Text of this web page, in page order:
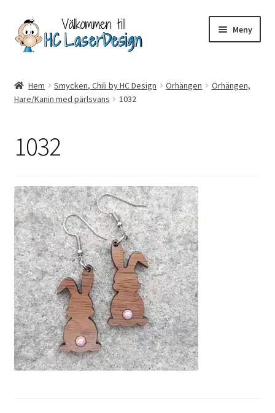
Hoppa
till
navigering
Hoppa
till
innehåll
Meny
Aktuell info mm
Kontakt
Köpvillkor
Logotypes
Search Results
SommarRocken Svedala
Withdrawal
Hem Smycken, Chili by HC Design Örhängen
Örhängen,
Hare/Kanin med pärlsvans
1032
1032